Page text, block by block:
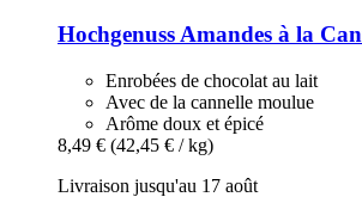
Hochgenuss Amandes à la
Enrobées de chocolat au lait
Avec de la cannelle moulue
Arôme doux et épicé
8,49 € (42,45 € / kg)
Livraison jusqu'au 17 août